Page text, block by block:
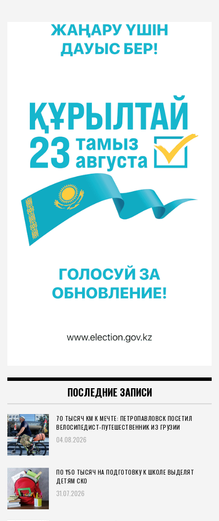
ПОСЛЕДНИЕ ЗАПИСИ
70 ТЫСЯЧ КМ К МЕЧТЕ: ПЕТРОПАВЛОВСК ПОСЕТИЛ
ВЕЛОСИПЕДИСТ-ПУТЕШЕСТВЕННИК ИЗ ГРУЗИИ
04.08.2026
ПО ₸50 ТЫСЯЧ НА ПОДГОТОВКУ К ШКОЛЕ ВЫДЕЛЯТ
ДЕТЯМ СКО
31.07.2026